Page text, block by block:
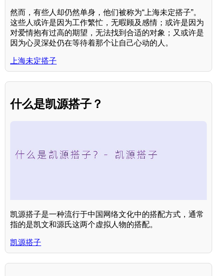
然而，有些人却仍然单身，他们被称为“上海未定搭子”。
这些人或许是因为工作繁忙，无暇顾及感情；或许是因为
对爱情抱有过高的期望，无法找到合适的对象；又或许是
因为心灵深处仍在等待着那个让自己心动的人。
上海未定搭子
什么是凯源搭子？
凯源搭子是一种流行于中国网络文化中的搭配方式，通常
指的是凯文和源氏这两个虚拟人物的搭配。
凯源搭子